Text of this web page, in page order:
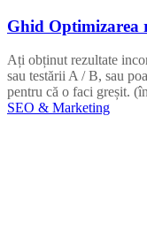
Ghid Optimizarea
Ați obținut rezultate
sau testării A / B, sau
pentru că o faci greșit.
SEO & Marketing